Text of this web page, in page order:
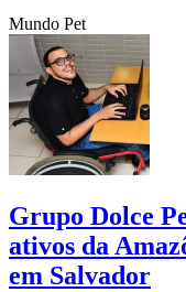
Mundo Pet
Grupo Dolce
ativos da
em Salvador